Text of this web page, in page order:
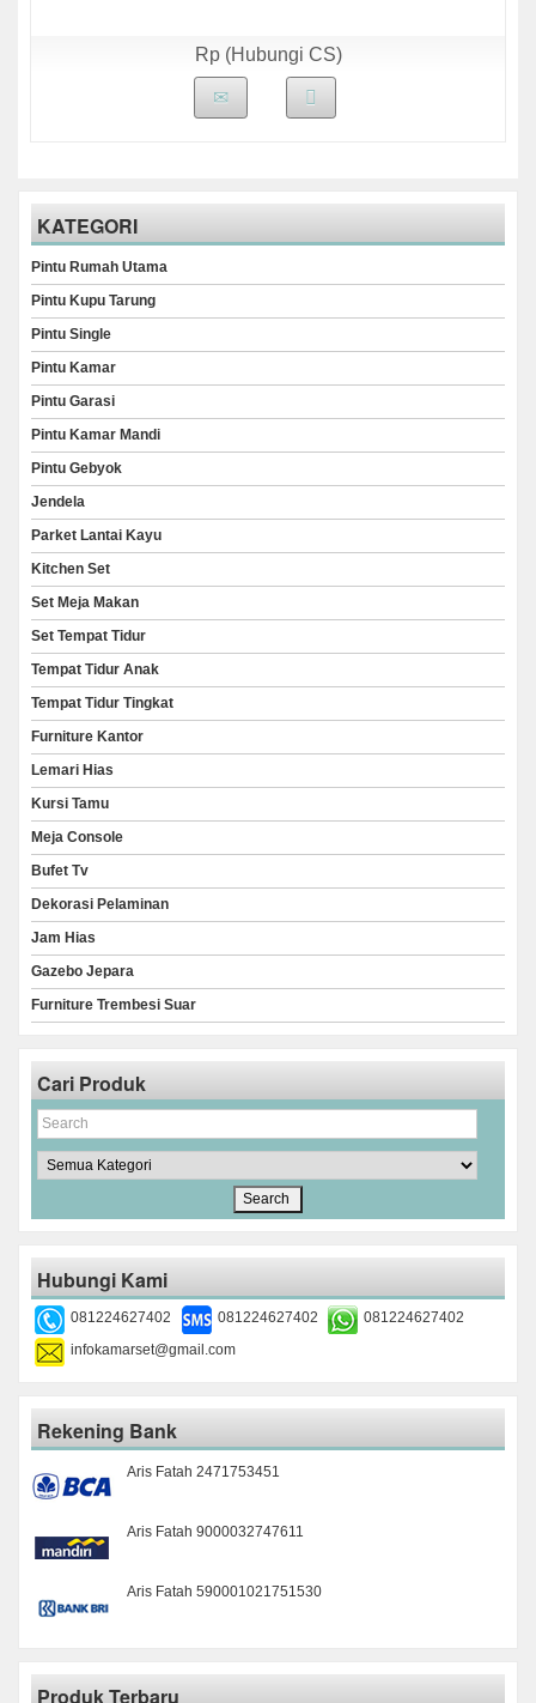
Rp (Hubungi CS)
KATEGORI
Pintu Rumah Utama
Pintu Kupu Tarung
Pintu Single
Pintu Kamar
Pintu Garasi
Pintu Kamar Mandi
Pintu Gebyok
Jendela
Parket Lantai Kayu
Kitchen Set
Set Meja Makan
Set Tempat Tidur
Tempat Tidur Anak
Tempat Tidur Tingkat
Furniture Kantor
Lemari Hias
Kursi Tamu
Meja Console
Bufet Tv
Dekorasi Pelaminan
Jam Hias
Gazebo Jepara
Furniture Trembesi Suar
Cari Produk
Hubungi Kami
081224627402 081224627402
081224627402
infokamarset@gmail.com
Rekening Bank
Aris Fatah 2471753451
Aris Fatah 9000032747611
Aris Fatah 590001021751530
Produk Terbaru